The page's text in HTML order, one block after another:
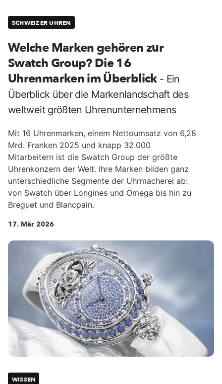
SCHWEIZER UHREN
Welche Marken gehören zur
Swatch Group? Die 16
Uhrenmarken im Überblick - Ein
Überblick über die Markenlandschaft des
weltweit größten Uhrenunternehmens
Mit 16 Uhrenmarken, einem Nettoumsatz von 6,28
Mrd. Franken 2025 und knapp 32.000
Mitarbeitern ist die Swatch Group der größte
Uhrenkonzern der Welt. Ihre Marken bilden ganz
unterschiedliche Segmente der Uhrmacherei ab:
von Swatch über Longines und Omega bis hin zu
Breguet und Blancpain.
17. Mär 2026
WISSEN